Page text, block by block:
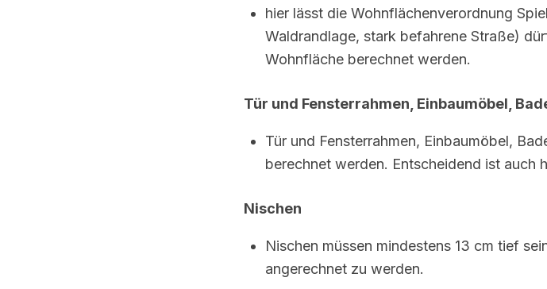
hier lässt die Wohnflächenverordnung
Waldrandlage, stark befahrene Straße)
Wohnfläche berechnet werden.
Tür und Fensterrahmen, Einbaumöbel,
Tür und Fensterrahmen, Einbaumöbel,
berechnet werden. Entscheidend ist auch
Nischen
Nischen müssen mindestens 13 cm tief
angerechnet zu werden.